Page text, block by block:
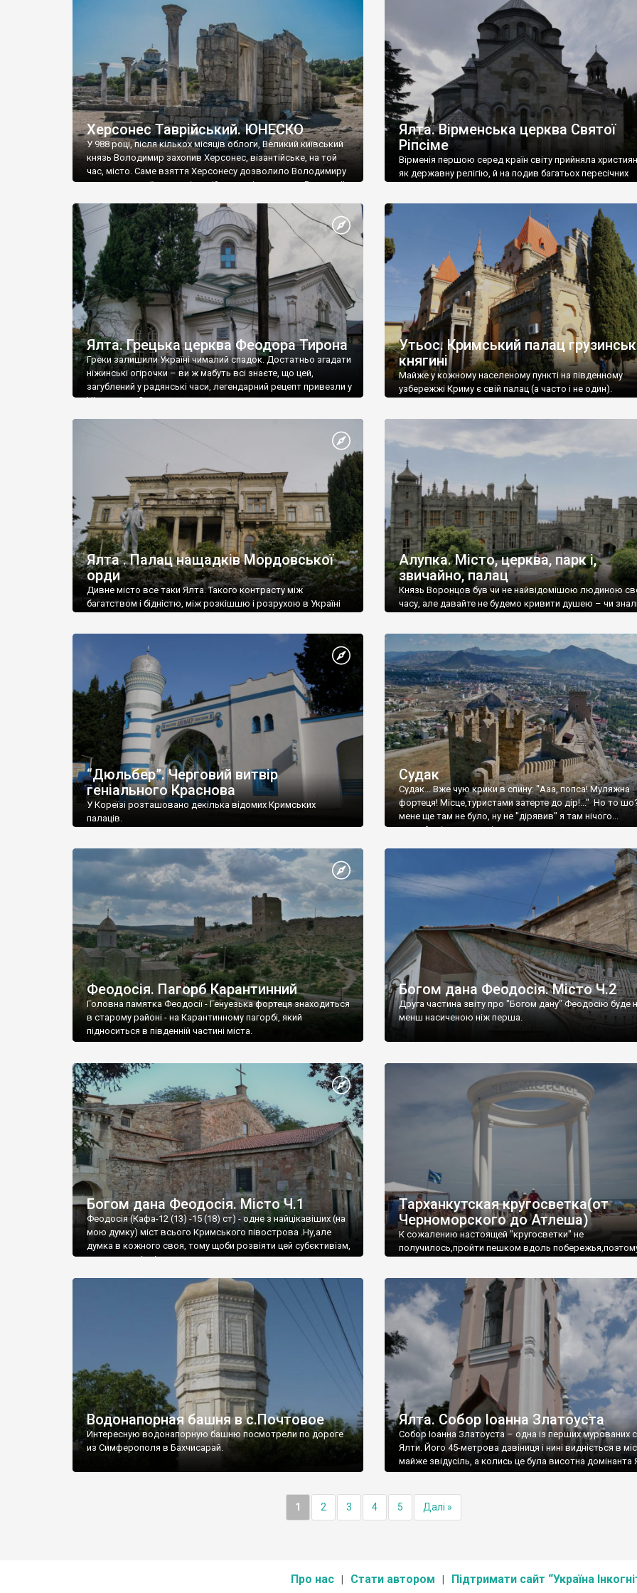
візантійської доби. Раритети викрадені з фондів об’єкту
культурної спадщини ЮНЕСКО «Херсонеса Таврійського».
Офіційно – на виставку «Золото Візантії», але експерти та
влада в Україні вважають це лише […]
називаються «повстяками» (postaki)…” “Вино. Крим
виробляє відмінне вино і його вдосталь: воно все
легке біле і дуже […]
Херсонес Таврійський. ЮНЕСКО
У 988 році, після кількох місяців облоги, Великий київський
князь Володимир захопив Херсонес, візантійське, на той
час, місто. Саме взяття Херсонесу дозволило Володимиру
диктувати свої умови візантійському імператору Василю ІІ,
Херсонесі Володимир-язичник, став Василем-
християнином. А потім було Хрещення Русі. На честь
Херсонесу Таврійського названо місто […]
Ялта. Вірменська церква Святої
Ріпсіме
Вірменія першою серед країн світу прийняла
як державну релігію, й на подив багатьох пересічних
Ялта. Грецька церква Феодора Тирона
Греки залишили Україні чималий спадок. Достатньо згадати
ніжинські огірочки – ви ж мабуть всі знаєте, що цей,
загублений у радянські часи, легендарний рецепт привезли у
Ніжин греки?
Утьос. Кримський палац
княгині
Майже у кожному населеному пункті на південному
узбережжі Криму є свій палац (а часто і не один).
Ялта . Палац нащадків Мордовської
орди
Дивне місто все таки Ялта. Такого контрасту між
багатством і бідністю, між розкішшю і розрухою в Україні
Алупка. Місто, церква, парк і,
звичайно, палац
Князь Воронцов був чи не найвідомішою людиною
часу, але давайте не будемо кривити душею – чи
“Дюльбер”. Черговий витвір
геніального Краснова
У Кореїзі розташовано декілька відомих Кримських
палаців.
Судак
Судак... Вже чую крики в спину: "Ааа, попса! Муляжна
фортеця! Місце,туристами затерте до дір!..." Но то
мене ще там не було, ну не "дірявив" я там нічого...
принаймні до цього літа.
Феодосія. Пагорб Карантинний
Головна памятка Феодосії - Генуезька фортеця знаходиться
в старому районі - на Карантинному пагорбі, який
підноситься в південній частині міста.
Богом дана Феодосія. Місто Ч.2
Друга частина звіту про "Богом дану" Феодосію буде
менш насиченою ніж перша.
Богом дана Феодосія. Місто Ч.1
Феодосія (Кафа-12 (13) -15 (18) ст) - одне з найцікавіших (на
мою думку) міст всього Кримського півострова .Ну,але
думка в кожного своя, тому щоби розвіяти цей субєктивізм,
запрошую відвідати це
Тарханкутская кругосветка(от
Черноморского до Атлеша)
К сожалению настоящей "кругосветки" не
получилось,пройти пешком вдоль
Водонапорная башня в с.Почтовое
Интересную водонапорную башню посмотрели по дороге
из Симферополя в Бахчисарай.
Ялта. Собор Іоанна Златоуста
Собор Іоанна Златоуста – одна із перших мурованих
Ялти. Його 45-метрова дзвіниця і нині видніється в
майже звідусіль, а колись це була висотна домінанта
1 2 3 4 5 Далі »
Про нас Стати автором Підтримати сайт “Україна